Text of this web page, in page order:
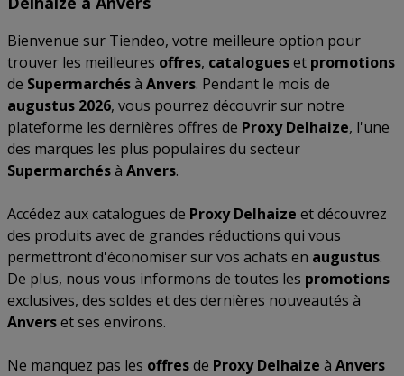
Bienvenue sur Tiendeo, votre meilleure option pour
trouver les meilleures offres, catalogueset promotions
de Supermarchésà Anvers. Pendant le mois de
augustus 2026, vous pourrez découvrir sur notre
plateforme les dernières offres de Proxy Delhaize, l'une
des marques les plus populaires du secteur
Supermarchésà Anvers.
Accédez aux catalogues de Proxy Delhaize et découvrez
des produits avec de grandes réductions qui vous
permettront d'économiser sur vos achats en augustus.
De plus, nous vous informons de toutes les promotions
exclusives, des soldes et des dernières nouveautés à
Anverset ses environs.
Ne manquez pas les offresde Proxy Delhaize à Anvers